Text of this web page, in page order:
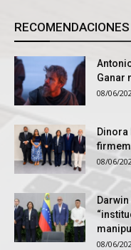
Ganar
08/06/
08/06/
08/06/